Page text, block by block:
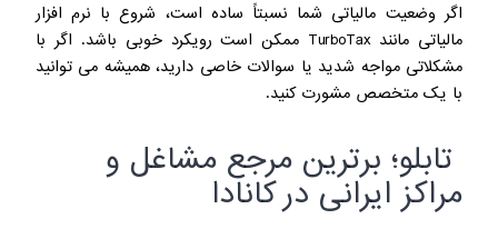
اگر وضعیت مالیاتی شما نسبتاً ساده است، شروع با نرم افزار
مالیاتی مانند TurboTax ممکن است رویکرد خوبی باشد. اگر با
مشکلاتی مواجه شدید یا سوالات خاصی دارید، همیشه می توانید
با یک متخصص مشورت کنید.
تابلو؛ برترین مرجع مشاغل و
مراکز ایرانی در کانادا